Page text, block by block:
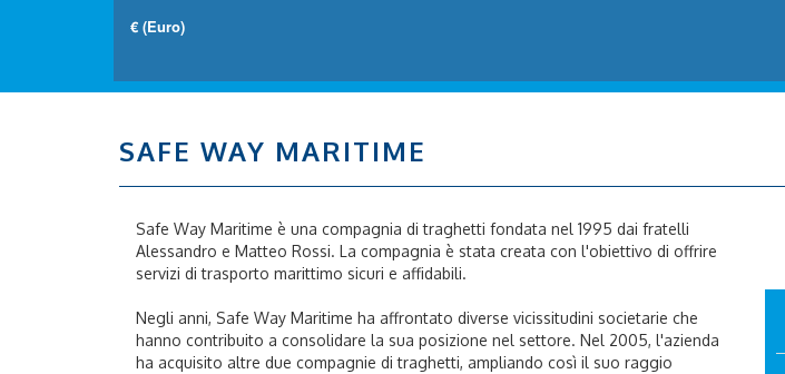
SAFE WAY MARITIME
Safe Way Maritime è una compagnia di traghetti fondata nel 1995 dai fratelli
Alessandro e Matteo Rossi. La compagnia è stata creata con l'obiettivo di offrire
servizi di trasporto marittimo sicuri e affidabili.
Negli anni, Safe Way Maritime ha affrontato diverse vicissitudini societarie che
hanno contribuito a consolidare la sua posizione nel settore. Nel 2005, l'azienda
ha acquisito altre due compagnie di traghetti, ampliando così il suo raggio